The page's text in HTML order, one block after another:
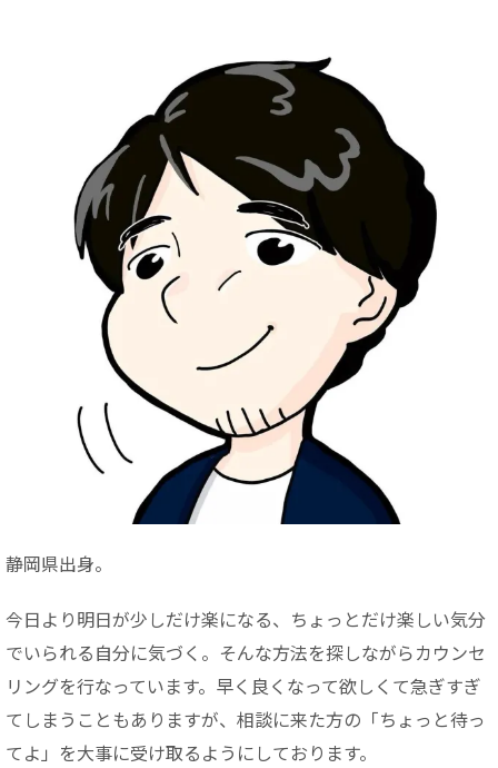
静岡県出身。
今日より明日が少しだけ楽になる、ちょっとだけ楽しい気分
でいられる自分に気づく。そんな方法を探しながらカウンセ
リングを行なっています。早く良くなって欲しくて急ぎすぎ
てしまうこともありますが、相談に来た方の「ちょっと待っ
てよ」を大事に受け取るようにしております。